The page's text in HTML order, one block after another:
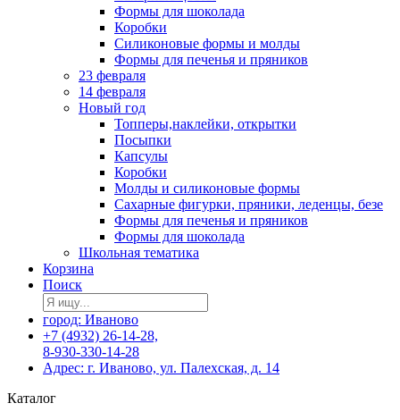
Формы для шоколада
Коробки
Силиконовые формы и молды
Формы для печенья и пряников
23 февраля
14 февраля
Новый год
Топперы,наклейки, открытки
Посыпки
Капсулы
Коробки
Молды и силиконовые формы
Сахарные фигурки, пряники, леденцы, безе
Формы для печенья и пряников
Формы для шоколада
Школьная тематика
Корзина
Поиск
город: Иваново
+7 (4932) 26-14-28,
8-930-330-14-28
Адрес: г. Иваново, ул. Палехская, д. 14
Каталог